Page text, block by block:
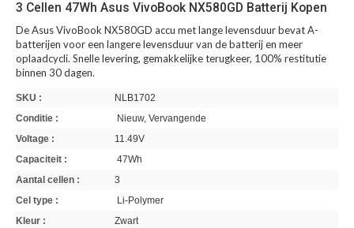
3 Cellen 47Wh Asus VivoBook NX580GD Batterij Kopen
De Asus VivoBook NX580GD accu met lange levensduur bevat A-
batterijen voor een langere levensduur van de batterij en meer
oplaadcycli. Snelle levering, gemakkelijke terugkeer, 100% restitutie
binnen 30 dagen.
SKU :
NLB1702
Conditie :
Nieuw, Vervangende
Voltage :
11.49V
Capaciteit :
47Wh
Aantal cellen :
3
Cel type :
Li-Polymer
Kleur :
Zwart